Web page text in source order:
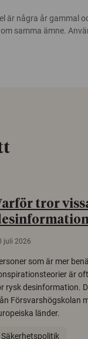
är några år gammal
samma ämne.
tror
juli 2026
som är mer
är
rysk desinformation.
Försvarshögskolan
länder.
Säkerhetspolitik